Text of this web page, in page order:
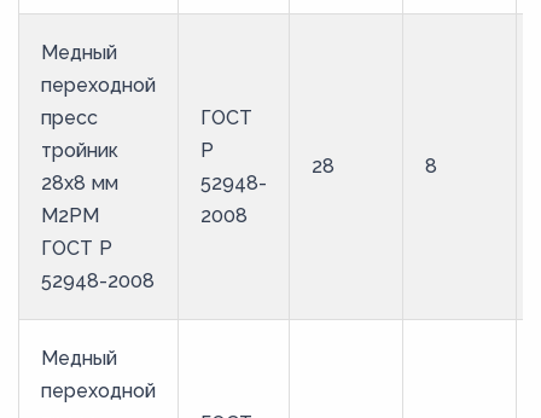
Медный
переходной
пресс
тройник
28х8 мм
М2РМ
ГОСТ Р
52948-2008
ГОСТ
Р
52948-
2008
28 8
Медный
переходной